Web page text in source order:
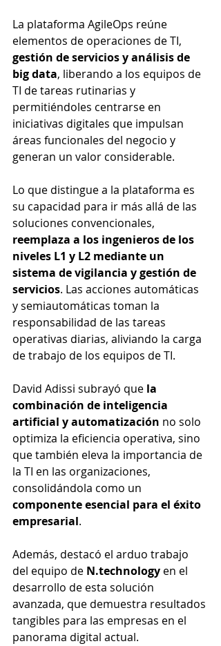
La plataforma AgileOps reúne
elementos de operaciones de TI,
gestión de servicios y análisis de
big data, liberando a los equipos de
TI de tareas rutinarias y
permitiéndoles centrarse en
iniciativas digitales que impulsan
áreas funcionales del negocio y
generan un valor considerable.
Lo que distingue a la plataforma es
su capacidad para ir más allá de las
soluciones convencionales,
reemplaza a los ingenieros de los
niveles L1 y L2 mediante un
sistema de vigilancia y gestión de
servicios. Las acciones automáticas
y semiautomáticas toman la
responsabilidad de las tareas
operativas diarias, aliviando la carga
de trabajo de los equipos de TI.
David Adissi subrayó que la
combinación de inteligencia
artificial y automatización no solo
optimiza la eficiencia operativa, sino
que también eleva la importancia de
la TI en las organizaciones,
consolidándola como un
componente esencial para el éxito
empresarial.
Además, destacó el arduo trabajo
del equipo de N.technology en el
desarrollo de esta solución
avanzada, que demuestra resultados
tangibles para las empresas en el
panorama digital actual.